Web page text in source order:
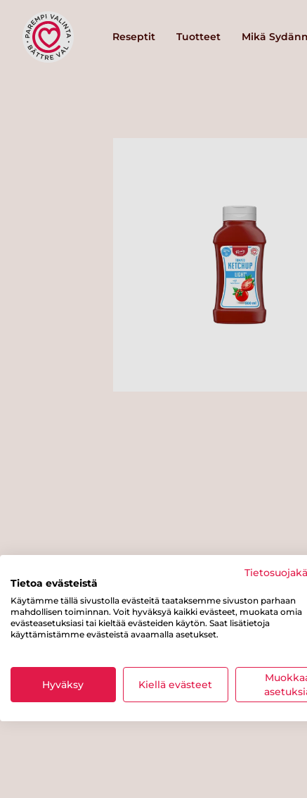
Reseptit Tuotteet Mikä
Tietoa evästeistä
Käytämme tällä sivustolla evästeitä taataksemme sivuston parhaan
mahdollisen toiminnan. Voit hyväksyä kaikki evästeet, muokata omia
evästeasetuksiasi tai kieltää evästeiden käytön. Saat lisätietoja
käyttämistämme evästeistä avaamalla asetukset.
Hyväksy Kiellä evästeet